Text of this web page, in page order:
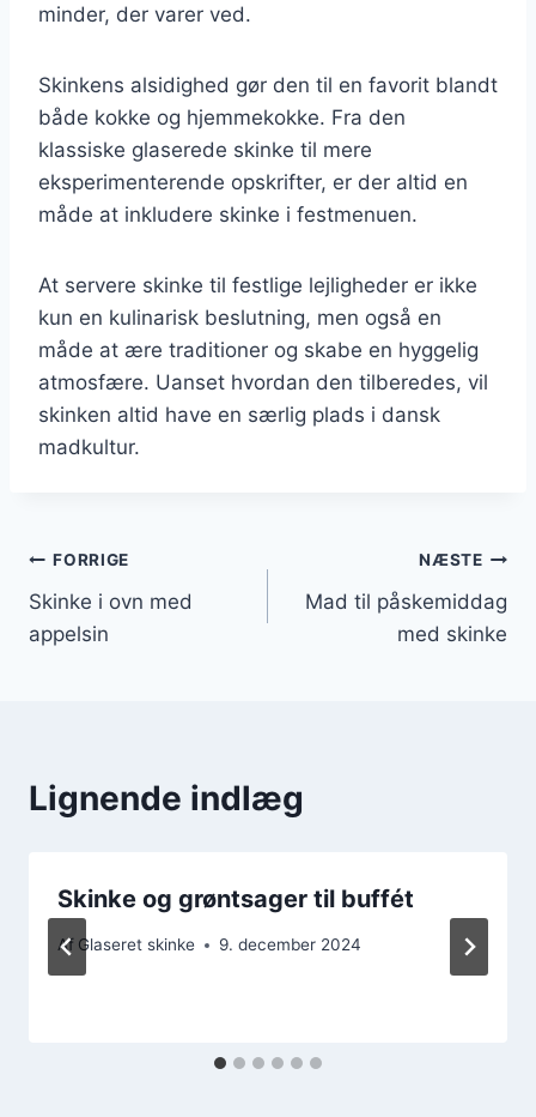
minder, der varer ved.
Skinkens alsidighed gør den til en favorit blandt
både kokke og hjemmekokke. Fra den
klassiske glaserede skinke til mere
eksperimenterende opskrifter, er der altid en
måde at inkludere skinke i festmenuen.
At servere skinke til festlige lejligheder er ikke
kun en kulinarisk beslutning, men også en
måde at ære traditioner og skabe en hyggelig
atmosfære. Uanset hvordan den tilberedes, vil
skinken altid have en særlig plads i dansk
madkultur.
Indlægsnavigation
FORRIGE
Skinke i ovn med
appelsin
NÆSTE
Mad til påskemiddag
med skinke
Lignende indlæg
Skinke og grøntsager til buffét
Af Glaseret skinke 9. december 2024